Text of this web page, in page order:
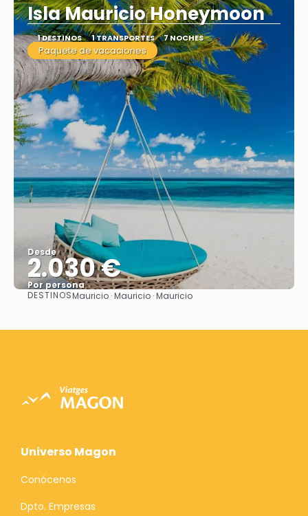
Isla Mauricio Honeymoon
1 DESTINOS 1 TRANSPORTES 7 NOCHES
Paquete de vacaciones
Desde
2.030 €
Por persona
Ver
DESTINOSMauricio · Mauricio · Mauricio
Universo Magon
Conócenos
Dpto. Empresas